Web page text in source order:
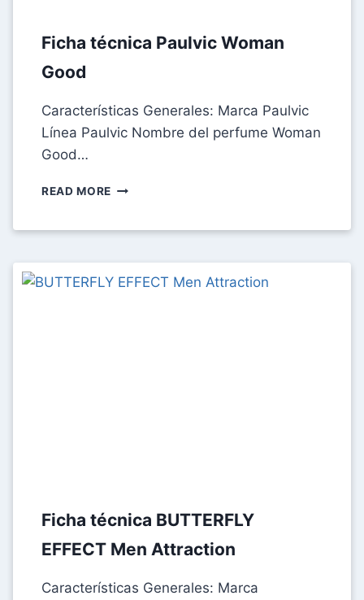
Ficha técnica Paulvic Woman
Good
Características Generales: Marca Paulvic
Línea Paulvic Nombre del perfume Woman
Good…
READ MORE FICHA
Ficha técnica BUTTERFLY
EFFECT Men Attraction
Características Generales: Marca